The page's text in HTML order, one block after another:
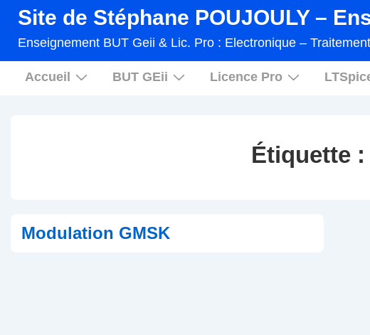
contenu
Site de Stéphane POUJOULY –
Enseignement BUT Geii & Lic. Pro : Electronique –
Main
Accueil BUT GEii Licence Pro
Étiquette :
Modulation GMSK